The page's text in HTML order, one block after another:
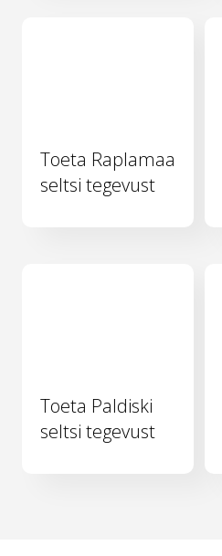
Toeta Raplamaa
seltsi tegevust
Toeta Paldiski
seltsi tegevust